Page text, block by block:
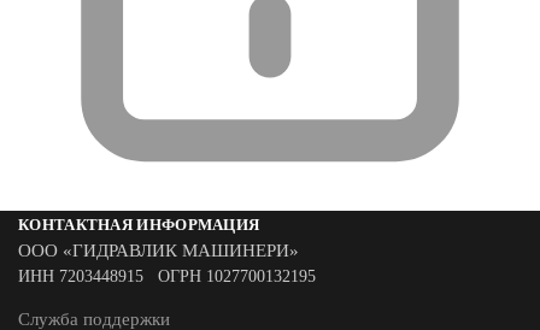
КОНТАКТНАЯ ИНФОРМАЦИЯ
ООО «ГИДРАВЛИК МАШИНЕРИ»
ИНН 7203448915 ОГРН 1027700132195
Служба поддержки